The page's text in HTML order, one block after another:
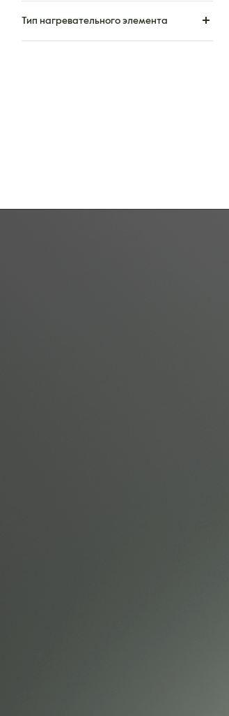
Тип нагревательного элемента